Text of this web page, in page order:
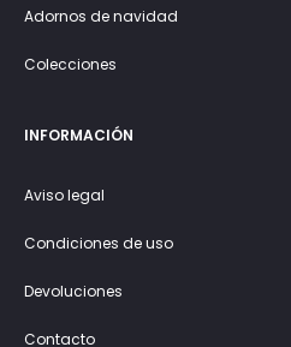
Adornos de navidad
Colecciones
INFORMACIÓN
Aviso legal
Condiciones de uso
Devoluciones
Contacto